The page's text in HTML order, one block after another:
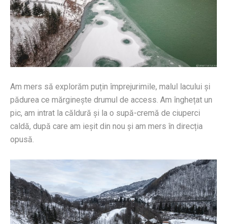
Am mers să explorăm puțin împrejurimile, malul lacului și
pădurea ce mărginește drumul de access. Am înghețat un
pic, am intrat la căldură și la o supă-cremă de ciuperci
caldă, după care am ieșit din nou și am mers în direcția
opusă.